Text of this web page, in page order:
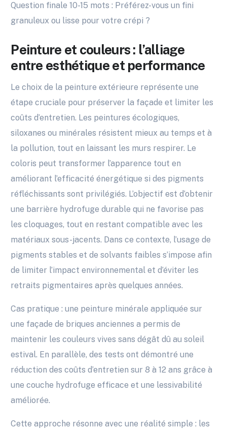
Question finale 10-15 mots : Préférez-vous un fini
granuleux ou lisse pour votre crépi ?
Peinture et couleurs : l’alliage
entre esthétique et performance
Le choix de la peinture extérieure représente une
étape cruciale pour préserver la façade et limiter les
coûts d’entretien. Les peintures écologiques,
siloxanes ou minérales résistent mieux au temps et à
la pollution, tout en laissant les murs respirer. Le
coloris peut transformer l’apparence tout en
améliorant l’efficacité énergétique si des pigments
réfléchissants sont privilégiés. L’objectif est d’obtenir
une barrière hydrofuge durable qui ne favorise pas
les cloquages, tout en restant compatible avec les
matériaux sous-jacents. Dans ce contexte, l’usage de
pigments stables et de solvants faibles s’impose afin
de limiter l’impact environnemental et d’éviter les
retraits pigmentaires après quelques années.
Cas pratique : une peinture minérale appliquée sur
une façade de briques anciennes a permis de
maintenir les couleurs vives sans dégât dû au soleil
estival. En parallèle, des tests ont démontré une
réduction des coûts d’entretien sur 8 à 12 ans grâce à
une couche hydrofuge efficace et une lessivabilité
améliorée.
Cette approche résonne avec une réalité simple : les